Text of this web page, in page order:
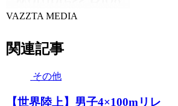
VAZZTA MEDIA
関連記事
その他
【世界陸上】男子4×100mリレ